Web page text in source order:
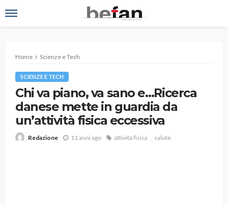
Home Scienze e Tech
SCIENZE E TECH
Chi va piano, va sano e…Ricerca
danese mette in guardia da
un’attività fisica eccessiva
Redazione 11 anni ago attività fisica salute